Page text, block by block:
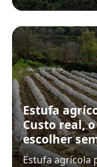
Estufa
Custo real,
escolher
Estufa agrícola